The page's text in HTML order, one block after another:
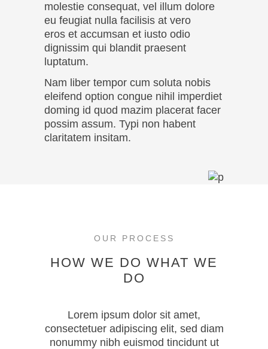
molestie consequat, vel illum dolore
eu feugiat nulla facilisis at vero
eros et accumsan et iusto odio
dignissim qui blandit praesent
luptatum.
Nam liber tempor cum soluta nobis
eleifend option congue nihil imperdiet
doming id quod mazim placerat facer
possim assum. Typi non habent
claritatem insitam.
OUR PROCESS
HOW WE DO WHAT WE
DO
Lorem ipsum dolor sit amet,
consectetuer adipiscing elit, sed diam
nonummy nibh euismod tincidunt ut